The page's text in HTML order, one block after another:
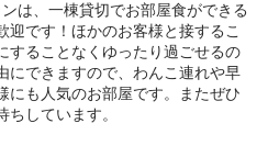
は、一棟貸切でお部屋食ができる
迎です！ほかのお客様と接するこ
することなくゆったり過ごせるの
にできますので、わんこ連れや早
にも人気のお部屋です。またぜひ
しています。